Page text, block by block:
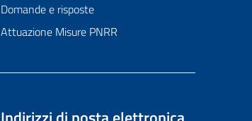
Domande e risposte
Attuazione Misure PNRR